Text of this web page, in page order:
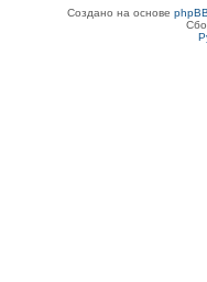
Создано на основе phpBB